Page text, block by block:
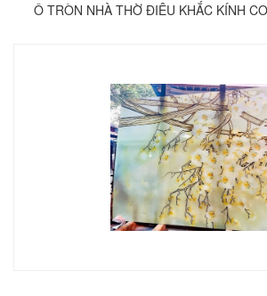
Ô TRÒN NHÀ THỜ ĐIÊU KHẮC KÍNH